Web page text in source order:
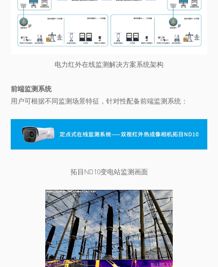
电力红外在线监测解决方案系统架构
前端监测系统
用户可根据不同监测场景特征，针对性配备前端监测系统：
拓目ND10变电站监测画面